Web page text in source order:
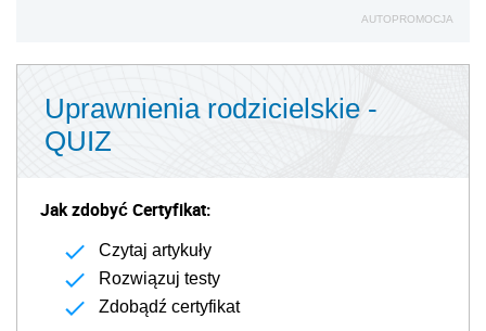
AUTOPROMOCJA
Uprawnienia rodzicielskie -
QUIZ
Jak zdobyć Certyfikat:
Czytaj artykuły
Rozwiązuj testy
Zdobądź certyfikat